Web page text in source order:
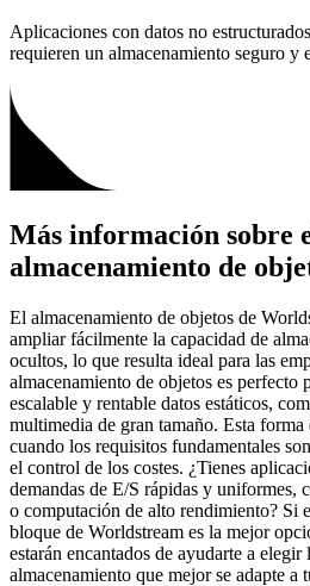
Aplicaciones con datos no
requieren un almacenamiento seguro y
Más información sobre
almacenamiento de
El almacenamiento de objetos de
ampliar fácilmente la capacidad de
ocultos, lo que resulta ideal para las
almacenamiento de objetos es perfecto
escalable y rentable datos estáticos,
multimedia de gran tamaño. Esta forma
cuando los requisitos fundamentales
el control de los costes. ¿Tienes
demandas de E/S rápidas y uniformes,
o computación de alto rendimiento? Si
bloque de Worldstream es la mejor
estarán encantados de ayudarte a
almacenamiento que mejor se adapte a